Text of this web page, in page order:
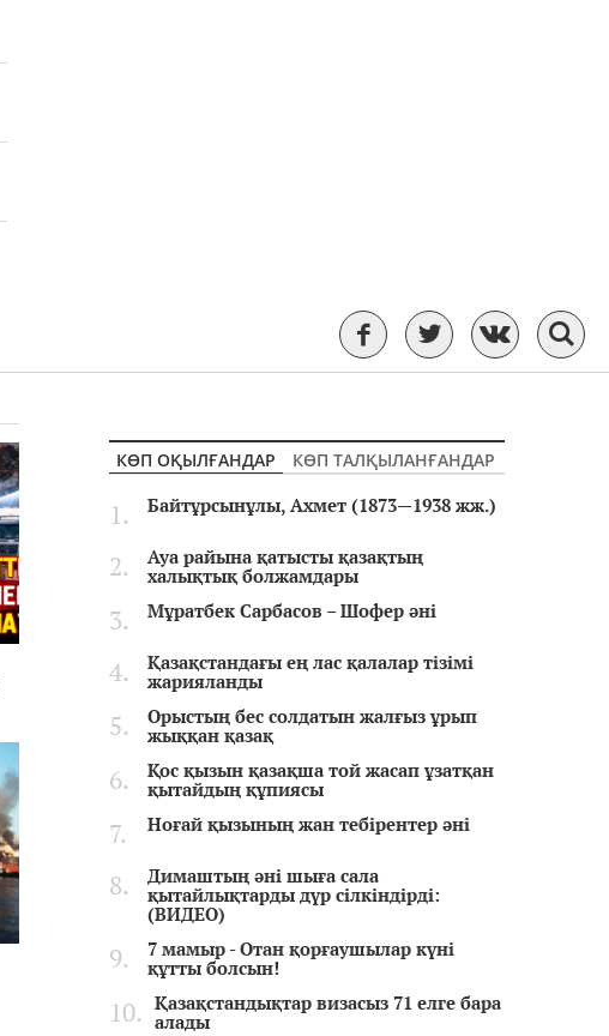
КӨП ОҚЫЛҒАНДАР
КӨП ТАЛҚЫЛАНҒАНДАР
Байтұрсынұлы, Ахмет (1873—1938 жж.)
Ауа райына қатысты қазақтың
халықтық болжамдары
Мұратбек Сарбасов – Шофер әні
Қазақстандағы ең лас қалалар тізімі
жарияланды
Орыстың бес солдатын жалғыз ұрып
жыққан қазақ
Қос қызын қазақша той жасап ұзатқан
қытайдың құпиясы
Ноғай қызының жан тебірентер әні
Димаштың әні шыға сала
қытайлықтарды дүр сілкіндірді:
(ВИДЕО)
7 мамыр - Отан қорғаушылар күні
құтты болсын!
Қазақстандықтар визасыз 71 елге бара
алады